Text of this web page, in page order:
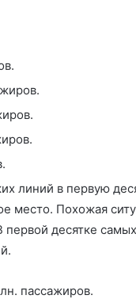
линий в первую
Похожая
десятке
пассажиров.